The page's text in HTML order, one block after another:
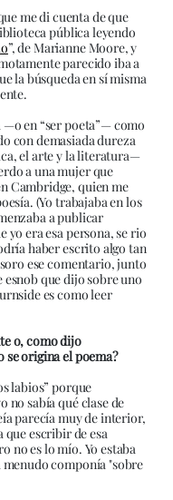
me di cuenta de que
pública leyendo
”, de Marianne Moore, y
parecido iba a
la búsqueda en sí misma
—o en “ser poeta”— como
con demasiada dureza
el arte y la literatura—
a una mujer que
Cambridge, quien me
(Yo trabajaba en los
a publicar
yo era esa persona, se rio
haber escrito algo tan
ese comentario, junto
que dijo sobre uno
es como leer
o, como dijo
se origina el poema?
labios” porque
no sabía qué clase de
parecía muy de interior,
que escribir de esa
no es lo mío. Yo estaba
componía "sobre